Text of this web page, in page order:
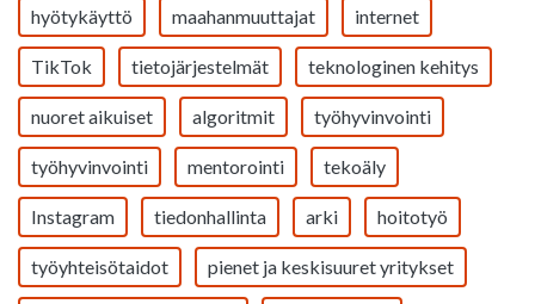
hyötykäyttö maahanmuuttajat internet
TikTok tietojärjestelmät teknologinen kehitys
nuoret aikuiset algoritmit työhyvinvointi
työhyvinvointi mentorointi tekoäly
Instagram tiedonhallinta arki hoitotyö
työyhteisötaidot pienet ja keskisuuret yritykset